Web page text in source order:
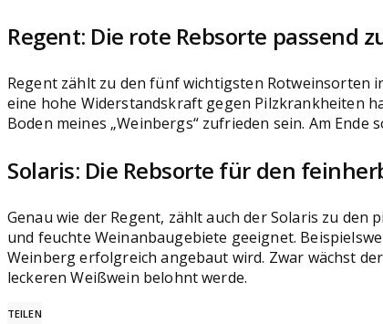
Regent: Die rote Rebsorte passend
Regent zählt zu den fünf wichtigsten Rotweinsorten
eine hohe Widerstandskraft gegen Pilzkrankheiten
Boden meines „Weinbergs“ zufrieden sein. Am
Solaris: Die Rebsorte für den
Genau wie der Regent, zählt auch der Solaris zu
und feuchte Weinanbaugebiete geeignet.
Weinberg erfolgreich angebaut wird. Zwar wächst
leckeren Weißwein belohnt werde.
TEILEN